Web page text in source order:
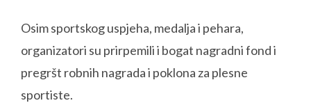
Osim sportskog uspjeha, medalja i pehara,
organizatori su prirpemili i bogat nagradni fond i
pregršt robnih nagrada i poklona za plesne
sportiste.